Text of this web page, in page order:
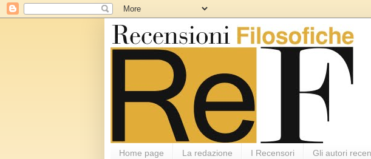
Home page La redazione I Recensori Gli autori